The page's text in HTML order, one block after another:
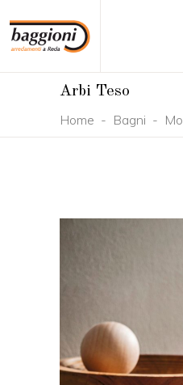
Arbi Teso
Home - Bagni -